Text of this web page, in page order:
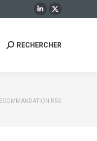
LinkedIn
opens
X
opens
Recherche
RECHERCHER
R50